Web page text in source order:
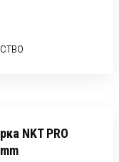
NKT PRO